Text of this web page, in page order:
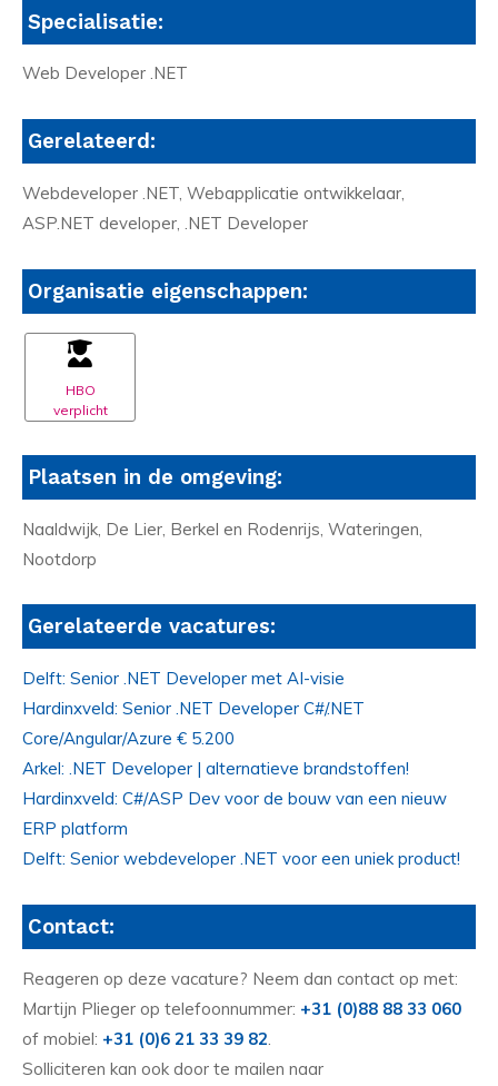
Specialisatie:
Web Developer .NET
Gerelateerd:
Webdeveloper .NET, Webapplicatie ontwikkelaar,
ASP.NET developer, .NET Developer
Organisatie eigenschappen:
HBO
verplicht
Plaatsen in de omgeving:
Naaldwijk, De Lier, Berkel en Rodenrijs, Wateringen,
Nootdorp
Gerelateerde vacatures:
Delft: Senior .NET Developer met AI-visie
Hardinxveld: Senior .NET Developer C#/.NET
Core/Angular/Azure € 5.200
Arkel: .NET Developer | alternatieve brandstoffen!
Hardinxveld: C#/ASP Dev voor de bouw van een nieuw
ERP platform
Delft: Senior webdeveloper .NET voor een uniek product!
Contact:
Reageren op deze vacature? Neem dan contact op met:
Martijn Plieger op telefoonnummer: +31 (0)88 88 33 060
of mobiel: +31 (0)6 21 33 39 82.
Solliciteren kan ook door te mailen naar